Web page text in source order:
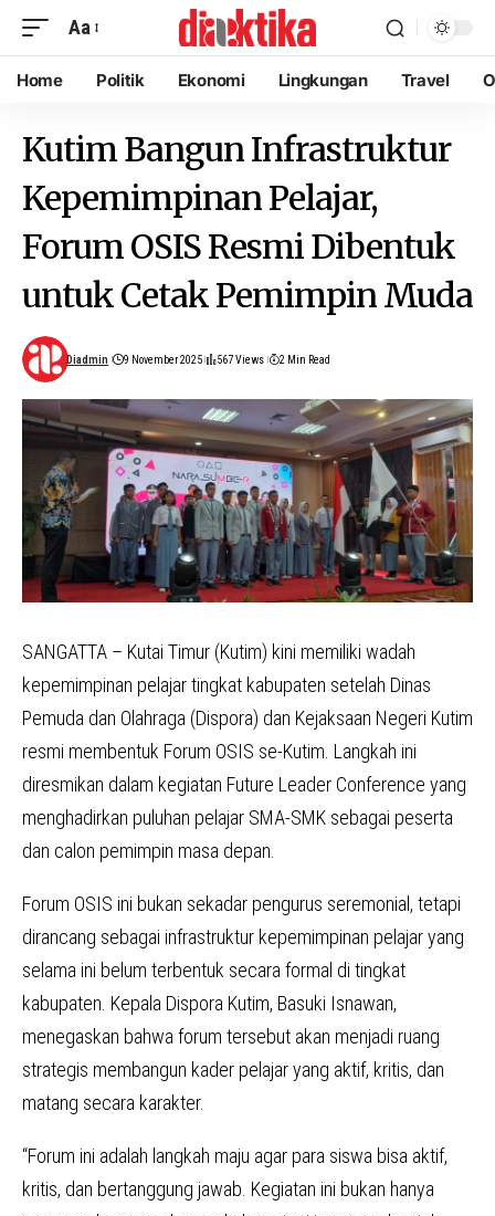
Aa
Home Politik Ekonomi Lingkungan Travel
Kutim Bangun Infrastruktur
Kepemimpinan Pelajar,
Forum OSIS Resmi Dibentuk
untuk Cetak Pemimpin Muda
Diadmin 9 November 2025 567 Views 2 Min Read
SANGATTA – Kutai Timur (Kutim) kini memiliki wadah
kepemimpinan pelajar tingkat kabupaten setelah Dinas
Pemuda dan Olahraga (Dispora) dan Kejaksaan Negeri Kutim
resmi membentuk Forum OSIS se-Kutim. Langkah ini
diresmikan dalam kegiatan Future Leader Conference yang
menghadirkan puluhan pelajar SMA-SMK sebagai peserta
dan calon pemimpin masa depan.
Forum OSIS ini bukan sekadar pengurus seremonial, tetapi
dirancang sebagai infrastruktur kepemimpinan pelajar yang
selama ini belum terbentuk secara formal di tingkat
kabupaten. Kepala Dispora Kutim, Basuki Isnawan,
menegaskan bahwa forum tersebut akan menjadi ruang
strategis membangun kader pelajar yang aktif, kritis, dan
matang secara karakter.
“Forum ini adalah langkah maju agar para siswa bisa aktif,
kritis, dan bertanggung jawab. Kegiatan ini bukan hanya